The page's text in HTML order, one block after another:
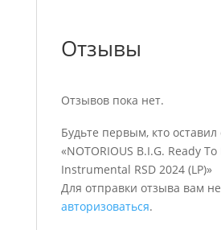
Отзывы
Отзывов пока нет.
Будьте первым, кто оставил
«NOTORIOUS B.I.G. Ready
Instrumental RSD 2024 (LP)»
Для отправки отзыва вам
авторизоваться.